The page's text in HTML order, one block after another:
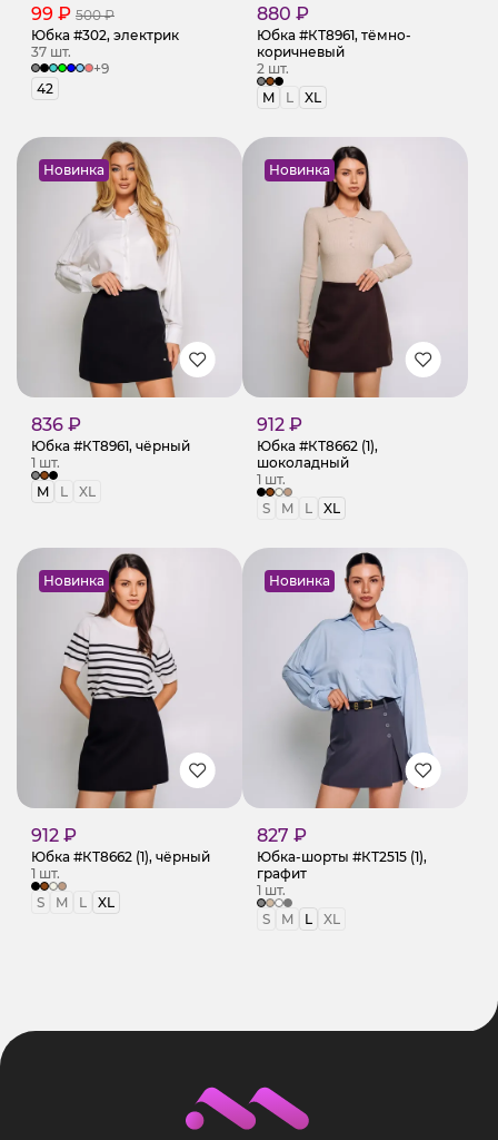
99 ₽ 500 ₽
Юбка #302, электрик
37 шт.
+9
42
880 ₽
Юбка #КТ8961, тёмно-
коричневый
2 шт.
M
L XL
Новинка
836 ₽
Юбка #КТ8961, чёрный
1 шт.
M
L XL
Новинка
912 ₽
Юбка #КТ8662 (1),
шоколадный
1 шт.
S
M L XL
Новинка
912 ₽
Юбка #КТ8662 (1), чёрный
1 шт.
S
M L XL
Новинка
827 ₽
Юбка-шорты #КТ2515 (1),
графит
1 шт.
S
M L XL